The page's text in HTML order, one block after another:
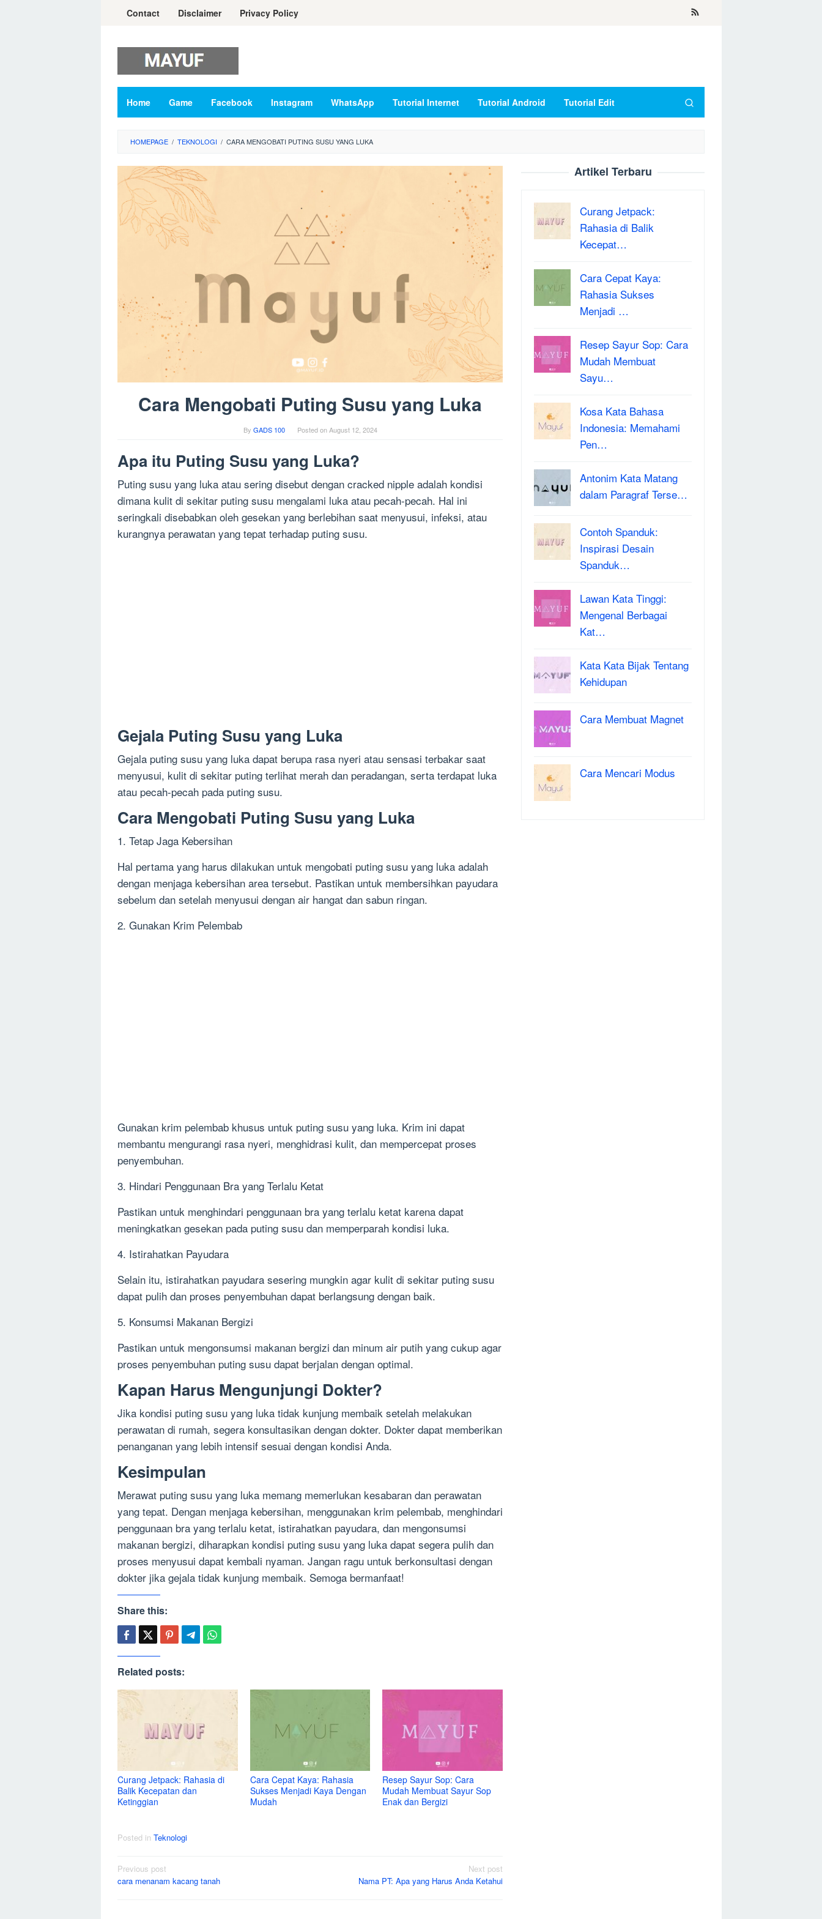
Contact Disclaimer Privacy Policy
Home Game Facebook Instagram WhatsApp Tutorial Internet Tutorial Android Tutorial Edit
HOMEPAGE / TEKNOLOGI / CARA MENGOBATI PUTING SUSU YANG LUKA
Cara Mengobati Puting Susu yang Luka
By GADS 100 Posted onAugust 12, 2024
Apa itu Puting Susu yang Luka?
Puting susu yang luka atau sering disebut dengan cracked nipple adalah kondisi
dimana kulit di sekitar puting susu mengalami luka atau pecah-pecah. Hal ini
seringkali disebabkan oleh gesekan yang berlebihan saat menyusui, infeksi, atau
kurangnya perawatan yang tepat terhadap puting susu.
Gejala Puting Susu yang Luka
Gejala puting susu yang luka dapat berupa rasa nyeri atau sensasi terbakar saat
menyusui, kulit di sekitar puting terlihat merah dan peradangan, serta terdapat luka
atau pecah-pecah pada puting susu.
Cara Mengobati Puting Susu yang Luka
1. Tetap Jaga Kebersihan
Hal pertama yang harus dilakukan untuk mengobati puting susu yang luka adalah
dengan menjaga kebersihan area tersebut. Pastikan untuk membersihkan payudara
sebelum dan setelah menyusui dengan air hangat dan sabun ringan.
2. Gunakan Krim Pelembab
Gunakan krim pelembab khusus untuk puting susu yang luka. Krim ini dapat
membantu mengurangi rasa nyeri, menghidrasi kulit, dan mempercepat proses
penyembuhan.
3. Hindari Penggunaan Bra yang Terlalu Ketat
Pastikan untuk menghindari penggunaan bra yang terlalu ketat karena dapat
meningkatkan gesekan pada puting susu dan memperparah kondisi luka.
4. Istirahatkan Payudara
Selain itu, istirahatkan payudara sesering mungkin agar kulit di sekitar puting susu
dapat pulih dan proses penyembuhan dapat berlangsung dengan baik.
5. Konsumsi Makanan Bergizi
Pastikan untuk mengonsumsi makanan bergizi dan minum air putih yang cukup agar
proses penyembuhan puting susu dapat berjalan dengan optimal.
Kapan Harus Mengunjungi Dokter?
Jika kondisi puting susu yang luka tidak kunjung membaik setelah melakukan
perawatan di rumah, segera konsultasikan dengan dokter. Dokter dapat memberikan
penanganan yang lebih intensif sesuai dengan kondisi Anda.
Kesimpulan
Merawat puting susu yang luka memang memerlukan kesabaran dan perawatan
yang tepat. Dengan menjaga kebersihan, menggunakan krim pelembab, menghindari
penggunaan bra yang terlalu ketat, istirahatkan payudara, dan mengonsumsi
makanan bergizi, diharapkan kondisi puting susu yang luka dapat segera pulih dan
proses menyusui dapat kembali nyaman. Jangan ragu untuk berkonsultasi dengan
dokter jika gejala tidak kunjung membaik. Semoga bermanfaat!
Share this:
Related posts:
Curang Jetpack: Rahasia di
Balik Kecepatan dan
Ketinggian
Cara Cepat Kaya: Rahasia
Sukses Menjadi Kaya Dengan
Mudah
Resep Sayur Sop: Cara
Mudah Membuat Sayur Sop
Enak dan Bergizi
Posted in Teknologi
Post
navigation
Previous post
cara menanam kacang tanah
Next post
Nama PT: Apa yang Harus Anda Ketahui
Artikel Terbaru
Curang Jetpack:
Rahasia di Balik
Kecepat…
Cara Cepat Kaya:
Rahasia Sukses
Menjadi …
Resep Sayur Sop: Cara
Mudah Membuat
Sayu…
Kosa Kata Bahasa
Indonesia: Memahami
Pen…
Antonim Kata Matang
dalam Paragraf Terse…
Contoh Spanduk:
Inspirasi Desain
Spanduk…
Lawan Kata Tinggi:
Mengenal Berbagai
Kat…
Kata Kata Bijak Tentang
Kehidupan
Cara Membuat Magnet
Cara Mencari Modus